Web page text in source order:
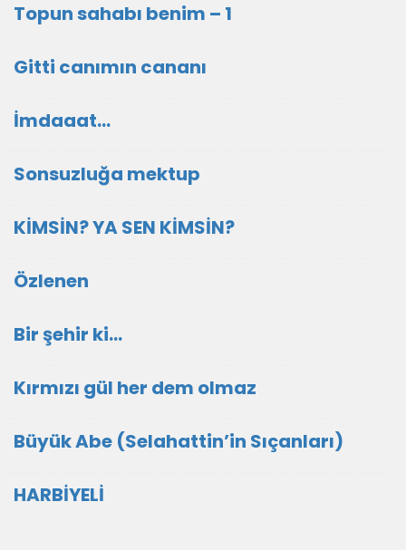
Topun sahabı benim – 1
Gitti canımın cananı
İmdaaat…
Sonsuzluğa mektup
KİMSİN? YA SEN KİMSİN?
Özlenen
Bir şehir ki…
Kırmızı gül her dem olmaz
Büyük Abe (Selahattin’in Sıçanları)
HARBİYELİ